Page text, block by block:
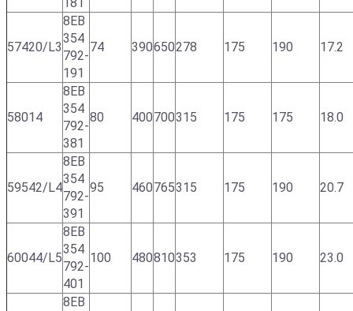
181
57420/L3
8EB
354
792-
191
74 390650278 175 190 17.2
58014
8EB
354
792-
381
80 400700315 175 175 18.0
59542/L4
8EB
354
792-
391
95 460765315 175 190 20.7
60044/L5
8EB
354
792-
401
100 480810353 175 190 23.0
8EB